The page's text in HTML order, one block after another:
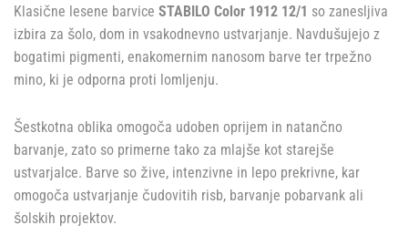
Klasične lesene barvice STABILO Color 1912 12/1 so zanesljiva
izbira za šolo, dom in vsakodnevno ustvarjanje. Navdušujejo z
bogatimi pigmenti, enakomernim nanosom barve ter trpežno
mino, ki je odporna proti lomljenju.
Šestkotna oblika omogoča udoben oprijem in natančno
barvanje, zato so primerne tako za mlajše kot starejše
ustvarjalce. Barve so žive, intenzivne in lepo prekrivne, kar
omogoča ustvarjanje čudovitih risb, barvanje pobarvank ali
šolskih projektov.